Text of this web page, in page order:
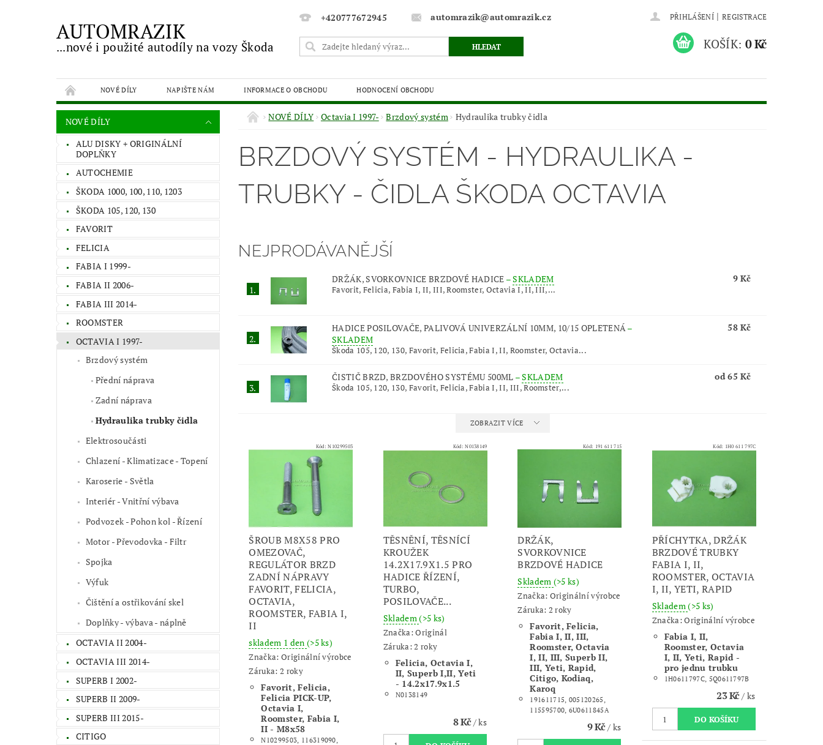
AUTOMRAZIK
...nové i použité autodíly na vozy Škoda
+420777672945 automrazik@automrazik.cz PŘIHLÁŠENÍ | REGISTRACE
KOŠÍK: 0 Kč
NOVÉ DÍLY NAPIŠTE NÁM INFORMACE O OBCHODU HODNOCENÍ OBCHODU
NOVÉ DÍLY
ALU DISKY + ORIGINÁLNÍ
DOPLŇKY
AUTOCHEMIE
ŠKODA 1000, 100, 110, 1203
ŠKODA 105, 120, 130
FAVORIT
FELICIA
FABIA I 1999-
FABIA II 2006-
FABIA III 2014-
ROOMSTER
OCTAVIA I 1997-
Brzdový systém
Přední náprava
Zadní náprava
Hydraulika trubky čidla
Elektrosoučásti
Chlazení - Klimatizace - Topení
Karoserie - Světla
Interiér - Vnitřní výbava
Podvozek - Pohon kol - Řízení
Motor - Převodovka - Filtr
Spojka
Výfuk
Čištění a ostřikování skel
Doplňky - výbava - náplně
OCTAVIA II 2004-
OCTAVIA III 2014-
SUPERB I 2002-
SUPERB II 2009-
SUPERB III 2015-
CITIGO
NOVÉ DÍLY Octavia I 1997- Brzdový systém Hydraulika trubky čidla
BRZDOVÝ SYSTÉM - HYDRAULIKA -
TRUBKY - ČIDLA ŠKODA OCTAVIA
NEJPRODÁVANĚJŠÍ
1.
DRŽÁK, SVORKOVNICE BRZDOVÉ HADICE –SKLADEM
Favorit, Felicia, Fabia I, II, III, Roomster, Octavia I, II, III,...
9 Kč
2.
HADICE POSILOVAČE, PALIVOVÁ UNIVERZÁLNÍ 10MM, 10/15 OPLETENÁ–
SKLADEM
Škoda 105, 120, 130, Favorit, Felicia, Fabia I, II, Roomster, Octavia...
58 Kč
3.
ČISTIČ BRZD, BRZDOVÉHO SYSTÉMU 500ML –SKLADEM
Škoda 105, 120, 130, Favorit, Felicia, Fabia I, II, III, Roomster,...
od 65 Kč
ZOBRAZIT VÍCE
Kód:N10299503
ŠROUB M8X58 PRO
OMEZOVAČ,
REGULÁTOR BRZD
ZADNÍ NÁPRAVY
FAVORIT, FELICIA,
OCTAVIA,
ROOMSTER, FABIA I,
II
skladem 1 den (>5 ks)
Značka: Originální výrobce
Záruka: 2 roky
Favorit, Felicia,
Felicia PICK-UP,
Octavia I,
Roomster, Fabia I,
II - M8x58
N10299503, 116319090,
Kód:N0138149
TĚSNĚNÍ, TĚSNÍCÍ
KROUŽEK
14.2X17.9X1.5 PRO
HADICE ŘÍZENÍ,
TURBO,
POSILOVAČE...
Skladem(>5 ks)
Značka:Originál
Záruka: 2 roky
Felicia, Octavia I,
II, Superb I,II, Yeti
- 14.2x17.9x1.5
N0138149
8 Kč/ ks
Kód: 191 611 715
DRŽÁK,
SVORKOVNICE
BRZDOVÉ HADICE
Skladem (>5 ks)
Značka: Originální výrobce
Záruka: 2 roky
Favorit, Felicia,
Fabia I, II, III,
Roomster, Octavia
I, II, III, Superb II,
III, Yeti, Rapid,
Citigo, Kodiaq,
Karoq
191611715, 005120265,
115595700, 6U0611845A
9 Kč/ ks
Kód: 1H0 611 797C
PŘÍCHYTKA, DRŽÁK
BRZDOVÉ TRUBKY
FABIA I, II,
ROOMSTER, OCTAVIA
I, II, YETI, RAPID
Skladem(>5 ks)
Značka:Originální výrobce
Fabia I, II,
Roomster, Octavia
I, II, Yeti, Rapid -
pro jednu trubku
1H0611797C, 5Q0611797B
23 Kč/ ks